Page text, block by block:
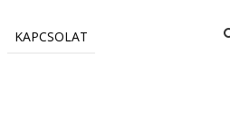
KAPCSOLAT